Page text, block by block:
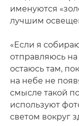
именуются
лучшим
«Если я
отправляюсь
остаюсь там,
на небе не
смысле такой
используют
светом вокруг